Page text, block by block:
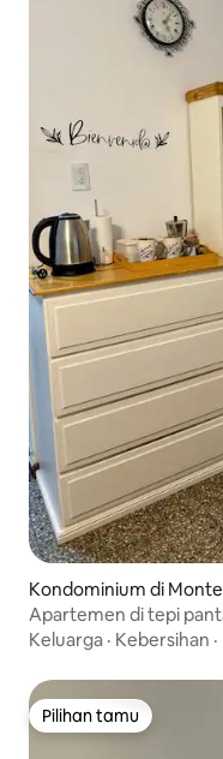
Kondominium di
Apartemen di tepi
Keluarga · Kebersihan ·
Pilihan tamu
Pilihan tamu